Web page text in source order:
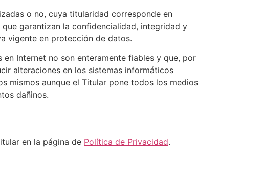
o no, cuya titularidad corresponde en
garantizan la confidencialidad, integridad y
vigente en protección de datos.
Internet no son enteramente fiables y que, por
alteraciones en los sistemas informáticos
mismos aunque el Titular pone todos los medios
dañinos.
en la página de Política de Privacidad.